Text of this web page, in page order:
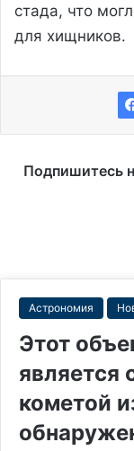
стада, что
для хищников.
Подпишитесь